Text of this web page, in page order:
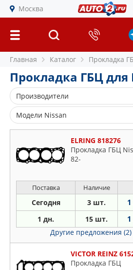
Москва
Главная Каталог Прокладка
Прокладка ГБЦ для
Производители
AJUSA
BGA
ELRING
ELWIS ROYAL
GLASER
PATRON
PAYEN
VICTOR REINZ
Модели Nissan
100
200
300
Almera
Altima
Bassara
Bluebird
Cherry
ELRING 818276
Прокладка ГБЦ
82-
Поставка Наличие
Сегодня 3 шт.
1 дн. 15 шт.
Другие предложения (2)
VICTOR REINZ
Прокладка ГБЦ